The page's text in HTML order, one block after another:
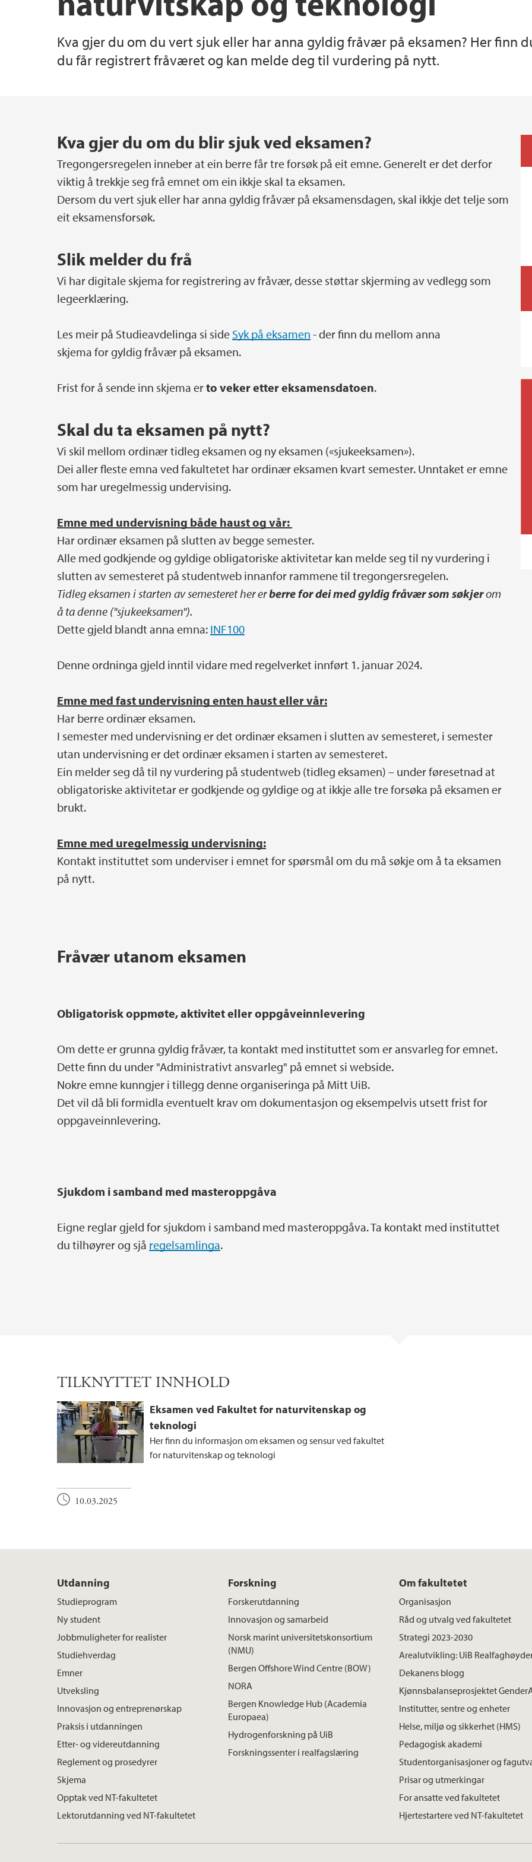
Etter- og videreutdanning
Lektorutdanning ved NT-fakultetet
Pedagogisk akademi
Hjertestartere ved NT-fakultetet
Kva gjer du om du vert sjuk eller har anna gyldig fråvær på eksamen? Her finn
du får registrert fråværet og kan melde deg til vurdering på nytt.
Hovedinnhold
Kva gjer du om du blir sjuk ved eksamen?
Tregongersregelen inneber at ein berre får tre forsøk på eit emne. Generelt er det derfor
viktig å trekkje seg frå emnet om ein ikkje skal ta eksamen.
Dersom du vert sjuk eller har anna gyldig fråvær på eksamensdagen, skal ikkje det telje som
eit eksamensforsøk.
Slik melder du frå
Vi har digitale skjema for registrering av fråvær, desse støttar skjerming av vedlegg som
legeerklæring.
Les meir på Studieavdelinga si side Syk på eksamen - der finn du mellom anna
skjema for gyldig fråvær på eksamen.
Frist for å sende inn skjema erto veker etter eksamensdatoen.
Skal du ta eksamen på nytt?
Vi skil mellom ordinær tidleg eksamen og ny eksamen («sjukeeksamen»).
Dei aller fleste emna ved fakultetet har ordinær eksamen kvart semester. Unntaket er emne
som har uregelmessig undervising.
Emne med undervisning både haust og vår:
Har ordinær eksamen på slutten av begge semester.
Alle med godkjende og gyldige obligatoriske aktivitetar kan melde seg til ny vurdering i
slutten av semesteret på studentweb innanfor rammene til tregongersregelen.
Tidleg eksamen i starten av semesteret her erberre for dei med gyldig fråvær som søkjerom
å ta denne ("sjukeeksamen").
Dette gjeld blandt anna emna: INF100
Denne ordninga gjeld inntil vidare med regelverket innført 1. januar 2024.
Emne med fast undervisning enten haust eller vår:
Har berre ordinær eksamen.
I semester med undervisning er det ordinær eksamen i slutten av semesteret, i semester
utan undervisning er det ordinær eksamen i starten av semesteret.
Ein melder seg då til ny vurdering på studentweb (tidleg eksamen) – under føresetnad at
obligatoriske aktivitetar er godkjende og gyldige og at ikkje alle tre forsøka på eksamen er
brukt.
Emne med uregelmessig undervisning:
Kontakt instituttet som underviser i emnet for spørsmål om du må søkje om å ta eksamen
på nytt.
Fråvær utanom eksamen
Obligatorisk oppmøte, aktivitet eller oppgåveinnlevering
Om dette er grunna gyldig fråvær, ta kontakt med instituttet som er ansvarleg for emnet.
Dette finn du under "Administrativt ansvarleg" på emnet si webside.
Nokre emne kunngjer i tillegg denne organiseringa på Mitt UiB.
Det vil då bli formidla eventuelt krav om dokumentasjon og eksempelvis utsett frist for
oppgaveinnlevering.
Sjukdom i samband med masteroppgåva
Eigne reglar gjeld for sjukdom i samband med masteroppgåva. Ta kontakt med instituttet
du tilhøyrer og sjå regelsamlinga.
TILKNYTTET INNHOLD
Eksamen ved Fakultet for naturvitenskap og
teknologi
Her finn du informasjon om eksamen og sensur ved fakultet
for naturvitenskap og teknologi
10.03.2025
Utdanning
Studieprogram
Ny student
Jobbmuligheter for realister
Studiehverdag
Emner
Utveksling
Innovasjon og entreprenørskap
Praksis i utdanningen
Etter- og videreutdanning
Reglement og prosedyrer
Skjema
Opptak ved NT-fakultetet
Lektorutdanning ved NT-fakultetet
Forskning
Forskerutdanning
Innovasjon og samarbeid
Norsk marint universitetskonsortium
(NMU)
Bergen Offshore Wind Centre (BOW)
NORA
Bergen Knowledge Hub (Academia
Europaea)
Hydrogenforskning på UiB
Forskningssenter i realfagslæring
Om fakultetet
Organisasjon
Råd og utvalg ved fakultetet
Strategi 2023-2030
Arealutvikling: UiB
Dekanens blogg
Kjønnsbalanseprosjektet
Institutter, sentre og enheter
Helse, miljø og sikkerhet (HMS)
Pedagogisk akademi
Studentorganisasjoner og
Prisar og utmerkingar
For ansatte ved fakultetet
Hjertestartere ved NT-fakultetet